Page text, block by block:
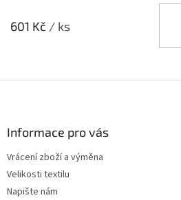
601 Kč / ks
Informace pro vás
Vrácení zboží a výměna
Velikosti textilu
Napište nám